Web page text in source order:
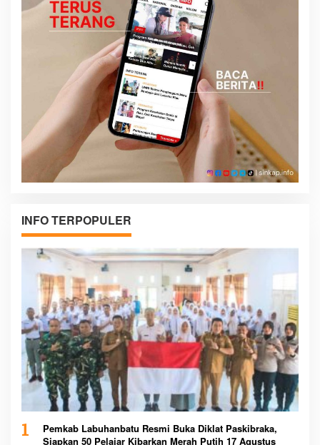
INFO TERPOPULER
1
Pemkab Labuhanbatu Resmi Buka Diklat Paskibraka,
Siapkan 50 Pelajar Kibarkan Merah Putih 17 Agustus